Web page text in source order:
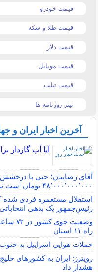
قیمت خودرو
قیمت طلا و سکه
قیمت دلار
قیمت موبایل
قیمت تبلت
تیتر روزنامه ها
آخرین اخبار ایران و
آیا آب گازدار
آقای رضاییان؛ حتی با
۴۸٬۰۰۰٬۰۰۰٬۰۰۰ تومان است نه ۲۵۰٬۰۰۰٬۰۰۰٬۰۰۰
استقلال مستعمره فردی شده
رئیس‌جمهور یک بدهی
وضعیت
راه ۱۱ استان
حملات هوایی اسراییل به جنوب
رویترز: ایران به کشورهای
هشدار داد